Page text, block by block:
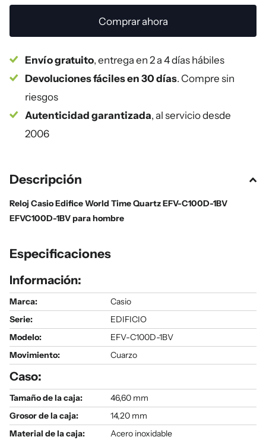
Comprar ahora
Envío gratuito, entrega en 2 a 4 días hábiles
Devoluciones fáciles en 30 días. Compre sin
riesgos
Autenticidad garantizada, al servicio desde
2006
Descripción
Reloj Casio Edifice World Time Quartz EFV-C100D-1BV
EFVC100D-1BV para hombre
Especificaciones
Información:
Marca:
Casio
Serie:
EDIFICIO
Modelo:
EFV-C100D-1BV
Movimiento:
Cuarzo
Caso:
Tamaño de la caja:
46,60 mm
Grosor de la caja:
14,20 mm
Material de la caja:
Acero inoxidable